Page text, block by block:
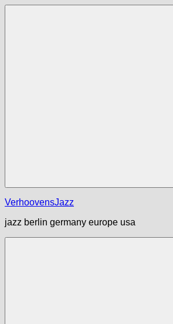
Zum
VerhoovensJazz
jazz berlin germany europe usa